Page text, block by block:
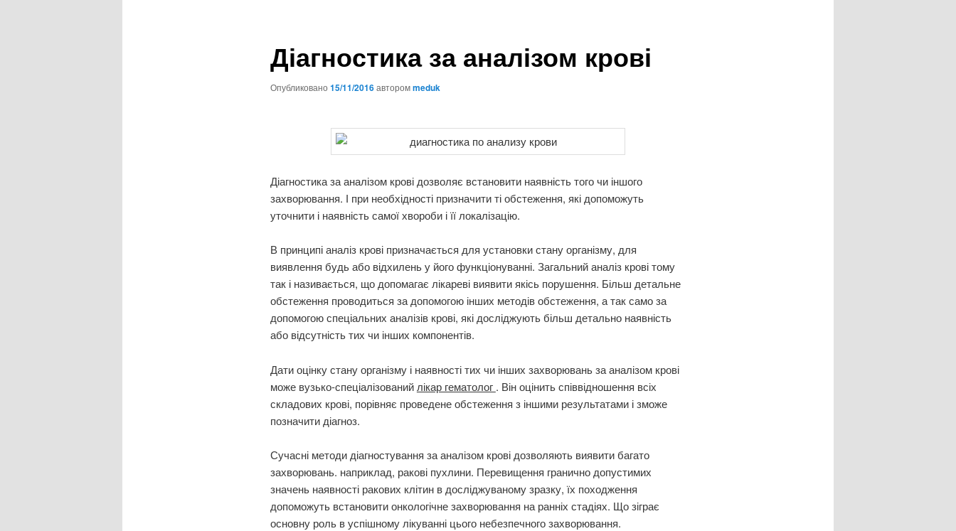
Діагностика за аналізом крові
Опубликовано 15/11/2016авторомmeduk
Діагностика за аналізом крові дозволяє встановити наявність того чи іншого
захворювання. І при необхідності призначити ті обстеження, які допоможуть
уточнити і наявність самої хвороби і її локалізацію.
В принципі аналіз крові призначається для установки стану організму, для
виявлення будь або відхилень у його функціонуванні. Загальний аналіз крові тому
так і називається, що допомагає лікареві виявити якісь порушення. Більш детальне
обстеження проводиться за допомогою інших методів обстеження, а так само за
допомогою спеціальних аналізів крові, які досліджують більш детально наявність
або відсутність тих чи інших компонентів.
Дати оцінку стану організму і наявності тих чи інших захворювань за аналізом крові
може вузько-спеціалізований лікар гематолог . Він оцінить співвідношення всіх
складових крові, порівняє проведене обстеження з іншими результатами і зможе
позначити діагноз.
Сучасні методи діагностування за аналізом крові дозволяють виявити багато
захворювань. наприклад, ракові пухлини. Перевищення гранично допустимих
значень наявності ракових клітин в досліджуваному зразку, їх походження
допоможуть встановити онкологічне захворювання на ранніх стадіях. Що зіграє
основну роль в успішному лікуванні цього небезпечного захворювання.